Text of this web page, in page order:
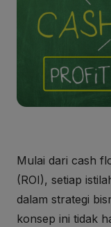
Mulai dari cash
(ROI), setiap
dalam strategi
konsep ini tidak